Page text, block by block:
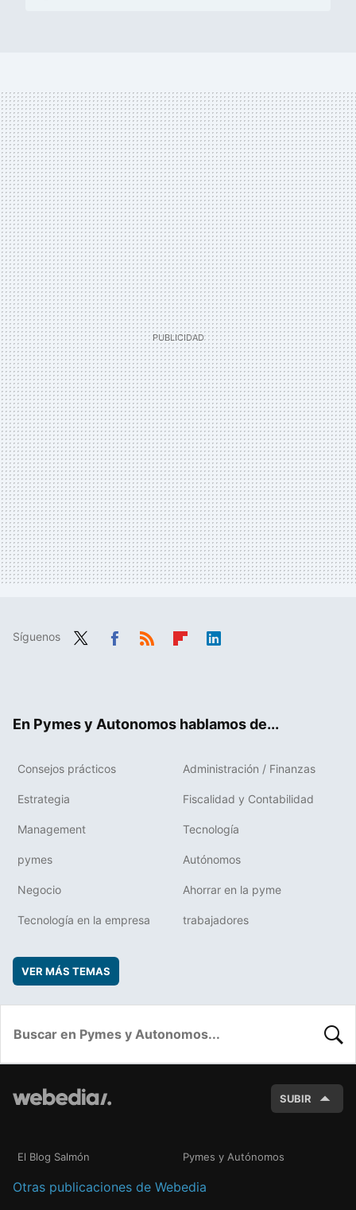
Síguenos
En Pymes y Autonomos hablamos de...
Consejos prácticos Administración / Finanzas
Estrategia Fiscalidad y Contabilidad
Management Tecnología
pymes Autónomos
Negocio Ahorrar en la pyme
Tecnología en la empresa trabajadores
VER MÁS TEMAS
SUBIR
El Blog Salmón Pymes y Autónomos
Otras publicaciones de Webedia